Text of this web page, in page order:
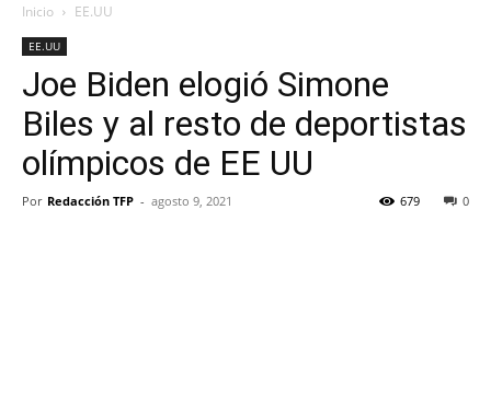
Inicio EE.UU
EE.UU
Joe Biden elogió Simone
Biles y al resto de deportistas
olímpicos de EE UU
Por Redacción TFP - agosto 9, 2021 0
679